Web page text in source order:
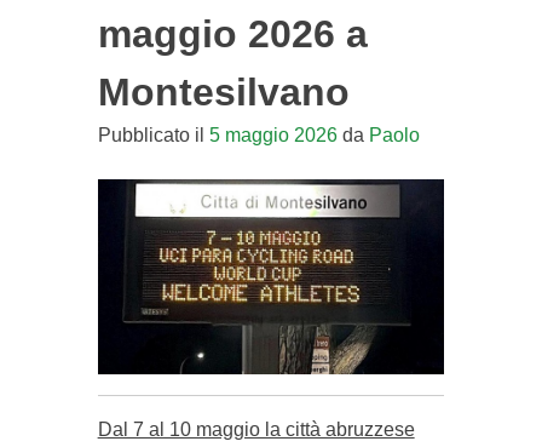
maggio 2026 a
Montesilvano
Pubblicato il 5 maggio 2026da Paolo
Dal 7 al 10 maggio la città abruzzese